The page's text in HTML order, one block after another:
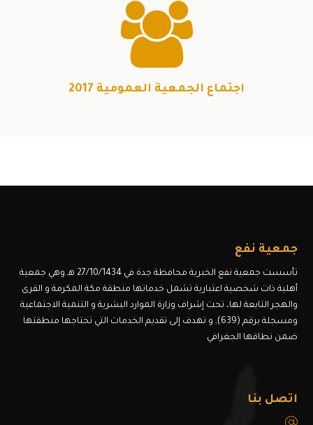

اجتماع الجمعية العمومية 2017
جمعية نفع
تأسست جمعية نفع الخبرية محافظة جدة في 27/10/1434 هـ وهي جمعية
أهلية ذات شخصية اعتبارية تشمل خدماتها منطقة مكة المكرمة و القرى
والهجر التابعة لها، تحت إشراف وزارة الموارد البشرية و التنمية الاجتماعية
ومسجلة برقم (639), و تهدف إلى تقديم الخدمات التي تحتاجها منطقتها
ضمن نطاقها الجغرافي
اتصل بنا